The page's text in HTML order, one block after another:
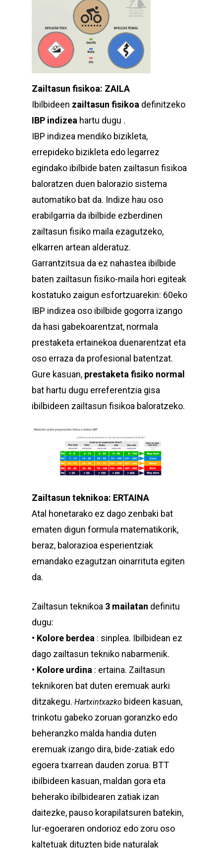
Zailtasun fisikoa: ZAILA
Ibilbideen zailtasun fisikoa definitzeko
IBP indizea hartu dugu .
IBP indizea mendiko bizikleta,
errepideko bizikleta edo legarrez
egindako ibilbide baten zailtasun fisikoa
baloratzen duen balorazio sistema
automatiko bat da. Indize hau oso
erabilgarria da ibilbide ezberdinen
zailtasun fisiko maila ezagutzeko,
elkarren artean alderatuz.
Garrantzitsua da ez nahastea ibilbide
baten zailtasun fisiko-maila hori egiteak
kostatuko zaigun esfortzuarekin: 60eko
IBP indizea oso ibilbide gogorra izango
da hasi gabekoarentzat, normala
prestaketa ertainekoa duenarentzat eta
oso erraza da profesional batentzat.
Gure kasuan, prestaketa fisiko normal
bat hartu dugu erreferentzia gisa
ibilbideen zailtasun fisikoa baloratzeko.
Zailtasun teknikoa: ERTAINA
Atal honetarako ez dago zenbaki bat
ematen digun formula matematikorik,
beraz, balorazioa esperientziak
emandako ezagutzan oinarrituta egiten
da.
Zailtasun teknikoa 3 mailatan definitu
dugu:
• Kolore berdea : sinplea. Ibilbidean ez
dago zailtasun tekniko nabarmenik.
• Kolore urdina : ertaina. Zailtasun
teknikoren bat duten eremuak aurki
ditzakegu. Hartxintxazko bideen kasuan,
trinkotu gabeko zoruan goranzko edo
beheranzko malda handia duten
eremuak izango dira, bide-zatiak edo
egoera txarrean dauden zorua. BTT
ibilbideen kasuan, maldan gora eta
beherako ibilbidearen zatiak izan
daitezke, pauso korapilatsuren batekin,
lur-egoeraren ondorioz edo zoru oso
kaltetuak dituzten bide naturalak